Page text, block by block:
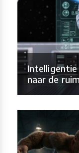
Intelligentie
naar de